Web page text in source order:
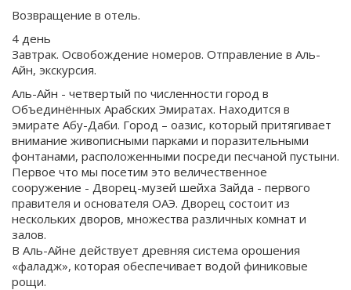
Возвращение в отель.
4 день
Завтрак. Освобождение номеров. Отправление в Аль-
Айн, экскурсия.
Аль-Айн - четвертый по численности город в
Объединённых Арабских Эмиратах. Находится в
эмирате Абу-Даби. Город – оазис, который притягивает
внимание живописными парками и поразительными
фонтанами, расположенными посреди песчаной пустыни.
Первое что мы посетим это величественное
сооружение - Дворец-музей шейха Зайда - первого
правителя и основателя ОАЭ. Дворец состоит из
нескольких дворов, множества различных комнат и
залов.
В Аль-Айне действует древняя система орошения
«фаладж», которая обеспечивает водой финиковые
рощи.